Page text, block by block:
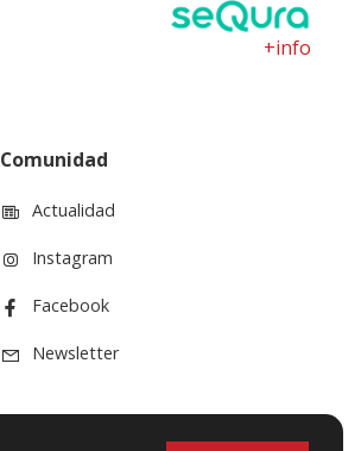
+info
Comunidad
Actualidad
Instagram
Facebook
Newsletter